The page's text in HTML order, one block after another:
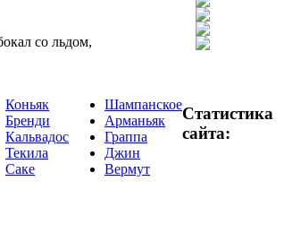
со льдом,
Коньяк
Бренди
Кальвадос
Текила
Саке
Шампанское
Арманьяк
Граппа
Джин
Вермут
Статистика
сайта: